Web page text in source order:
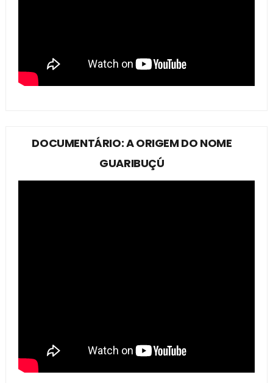
DOCUMENTÁRIO: A ORIGEM DO NOME
GUARIBUÇÚ